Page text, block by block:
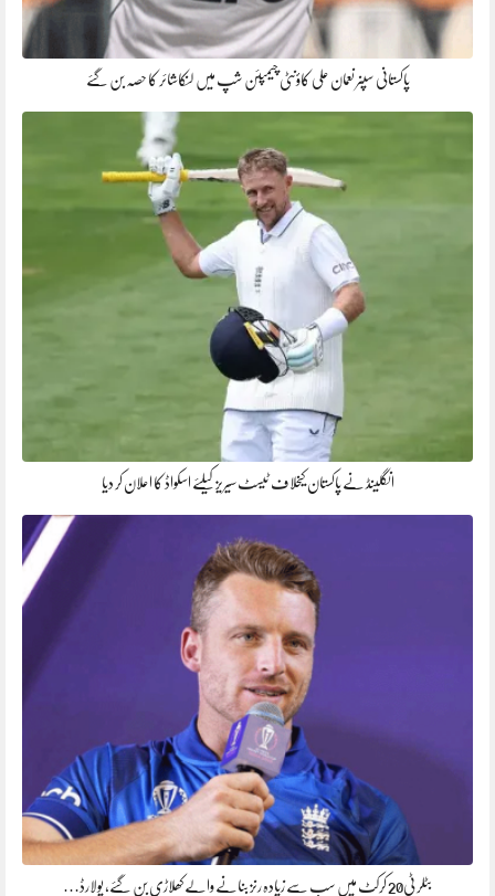
پاکستانی سپنر نعمان علی کاؤنٹی چیمپئن شپ میں لنکاشائر کا حصہ بن گئے
انگلینڈ نے پاکستان کیخلاف ٹیسٹ سیریز کیلئے اسکواڈ کا اعلان کر دیا
بٹلر ٹی20 کرکٹ میں سب سے زیادہ رنز بنانے والے کھلاڑی بن گئے، پولارڈ…